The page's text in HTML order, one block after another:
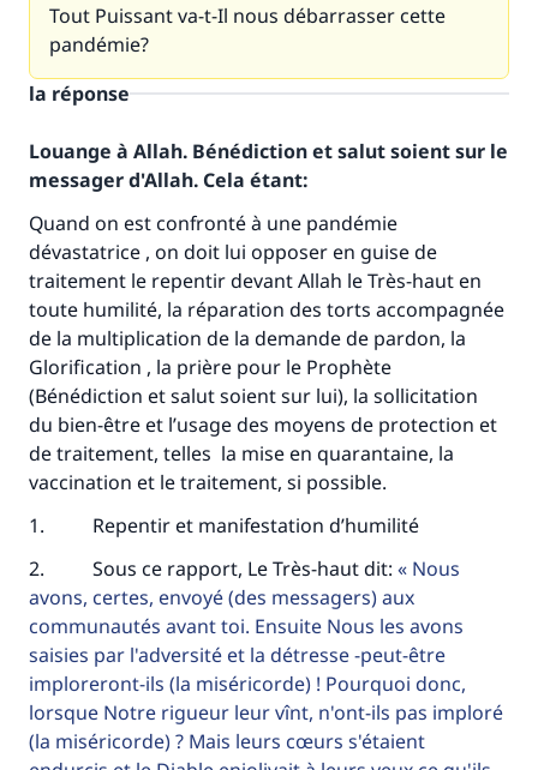
Tout Puissant va-t-Il nous débarrasser cette
pandémie?
la réponse
Louange à Allah. Bénédiction et salut soient sur le
messager d'Allah. Cela étant:
Quand on est confronté à une pandémie
dévastatrice , on doit lui opposer en guise de
traitement le repentir devant Allah le Très-haut en
toute humilité, la réparation des torts accompagnée
de la multiplication de la demande de pardon, la
Glorification , la prière pour le Prophète
(Bénédiction et salut soient sur lui), la sollicitation
du bien-être et l’usage des moyens de protection et
de traitement, telles la mise en quarantaine, la
vaccination et le traitement, si possible.
1. Repentir et manifestation d’humilité
2. Sous ce rapport, Le Très-haut dit:
Nous
avons, certes, envoyé (des messagers) aux
communautés avant toi. Ensuite Nous les avons
saisies par l'adversité et la détresse -peut-être
imploreront-ils (la miséricorde) ! Pourquoi donc,
lorsque Notre rigueur leur vînt, n'ont-ils pas imploré
(la miséricorde) ? Mais leurs cœurs s'étaient